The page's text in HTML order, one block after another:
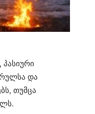
და
თუმცა